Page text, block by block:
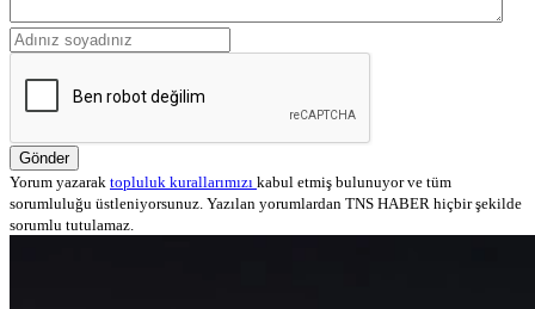
Gönder
Yorum yazarak topluluk kurallarımızı kabul etmiş bulunuyor ve tüm
sorumluluğu üstleniyorsunuz. Yazılan yorumlardan TNS HABER hiçbir şekilde
sorumlu tutulamaz.